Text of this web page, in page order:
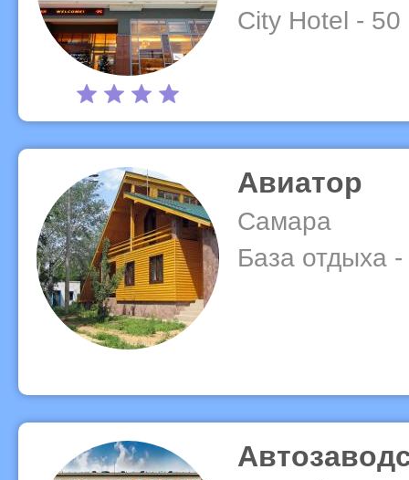
City Hotel -
Авиатор
Самара
База отдыха